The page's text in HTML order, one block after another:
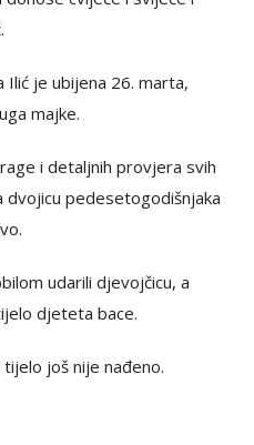
Ilić je ubijena 26. marta,
majke.
i detaljnih provjera svih
dvojicu pedesetogodišnjaka
udarili djevojčicu, a
djeteta bace.
tijelo još nije nađeno.